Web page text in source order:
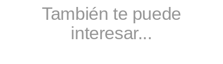
También te puede
interesar...